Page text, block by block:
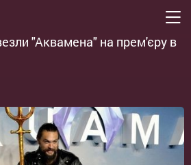
"Аквамена" на прем'єру в